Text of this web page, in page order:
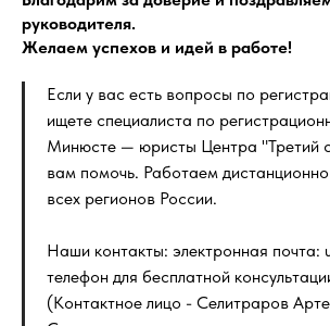
руководителя.
Желаем успехов и идей в работе!
Если у вас есть вопросы по
ищете специалиста по
Минюсте — юристы Центра "Третий
вам помочь. Работаем
всех регионов России.
Наши контакты: электронная почта:
телефон для бесплатной
(Контактное лицо - Селитраров